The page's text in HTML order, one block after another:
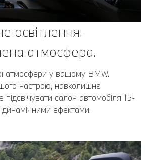
освітлення.
атмосфера.
атмосфери у вашому BMW.
настрою, навколишнє
підсвічувати салон автомобіля 15-
ефектами.